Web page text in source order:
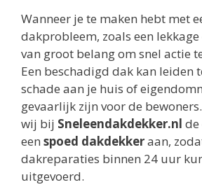
Wanneer je te maken hebt met
dakprobleem, zoals een
van groot belang om snel actie
Een beschadigd dak kan leiden
schade aan je huis of
gevaarlijk zijn voor de
wij bij Sneleendakdekker.nl de
een spoed dakdekkeraan,
dakreparaties binnen 24 uur
uitgevoerd.